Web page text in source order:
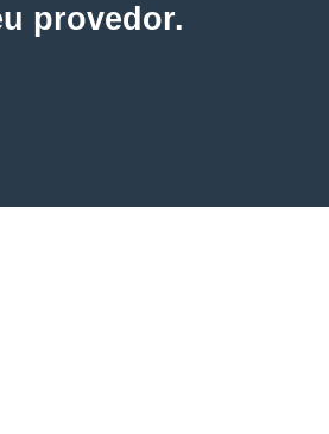
provedor.